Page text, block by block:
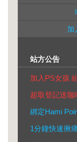
加
站方公告
加入PS女孩
超取登記送咖
綁定Hami
1分鐘快速揪